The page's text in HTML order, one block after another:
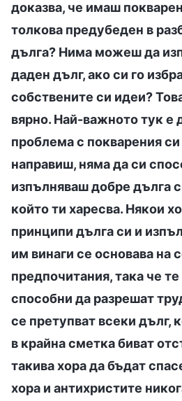
доказва, че имаш
толкова предубеден в
дълга? Нима можеш да
даден дълг, ако си го
собствените си идеи?
вярно. Най-важното тук е
проблема с покварения си
направиш, няма да си
изпълняваш добре дълга
който ти харесва. Някои
принципи дълга си и
им винаги се основава на
предпочитания, така че
способни да разрешат
се претупват всеки дълг,
в крайна сметка биват
такива хора да бъдат
хора и антихристите